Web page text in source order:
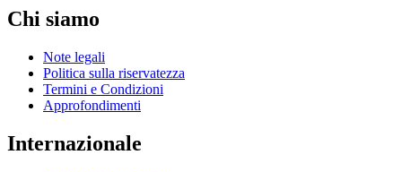
Chi siamo
Note legali
Politica sulla riservatezza
Termini e Condizioni
Approfondimenti
Internazionale